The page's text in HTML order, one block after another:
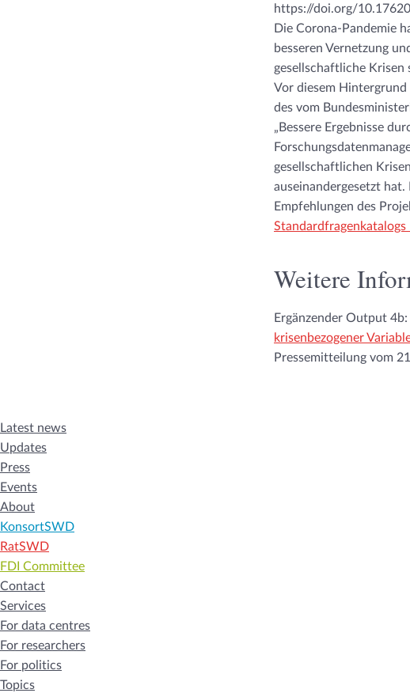
https://doi.org/
Die Corona-Pandemie
besseren Vernetzung
gesellschaftliche Krisen
Vor diesem Hintergrund
des vom
„Bessere Ergebnisse
gesellschaftlichen
auseinandergesetzt
Empfehlungen des
Standardfragenkatalogs
Weitere
Ergänzender Output 4b:
krisenbezogener
Pressemitteilung vom
Latest news
Updates
Press
Events
About
KonsortSWD
RatSWD
FDI Committee
Contact
Services
For data centres
For researchers
For politics
Topics